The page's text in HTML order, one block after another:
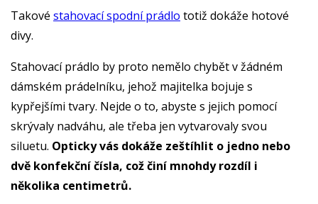
Takové stahovací spodní prádlo totiž dokáže hotové
divy.
Stahovací prádlo by proto nemělo chybět v žádném
dámském prádelníku, jehož majitelka bojuje s
kypřejšími tvary. Nejde o to, abyste s jejich pomocí
skrývaly nadváhu, ale třeba jen vytvarovaly svou
siluetu. Opticky vás dokáže zeštíhlit o jedno nebo
dvě konfekční čísla, což činí mnohdy rozdíl i
několika centimetrů.